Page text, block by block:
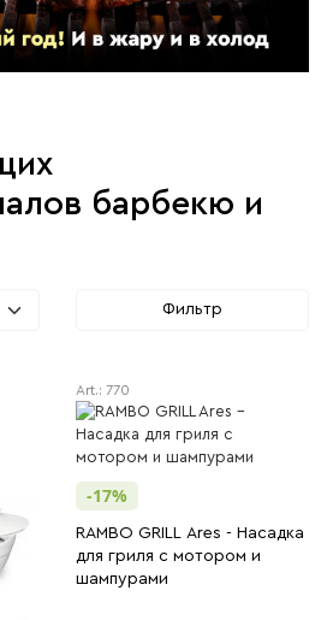
барбекю и
Фильтр
Art.: 770
-17%
RAMBO GRILL Ares - Насадка
для гриля с мотором и
шампурами